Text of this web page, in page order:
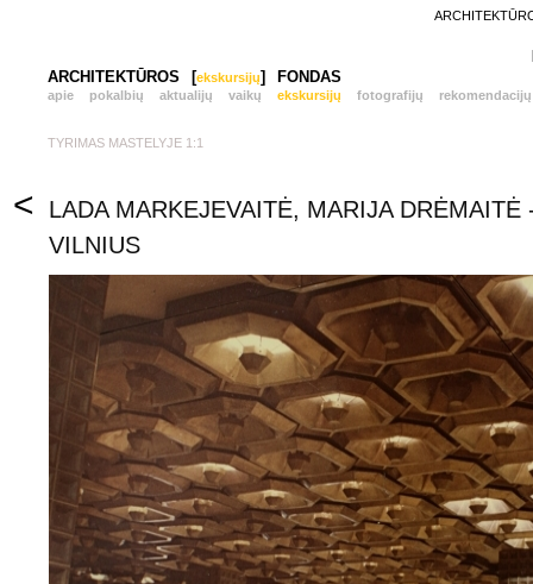
ARCHITEKTŪROS
[ekskursijų] FONDAS
apie pokalbių aktualijų vaikų ekskursijų fotografijų rekomendacijų
TYRIMAS MASTELYJE 1:1
<
LADA MARKEJEVAITĖ, MARIJA
VILNIUS